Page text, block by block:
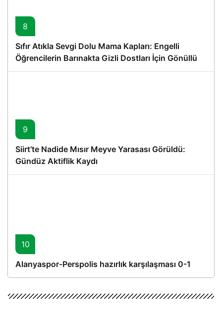
8
Sıfır Atıkla Sevgi Dolu Mama Kapları: Engelli
Öğrencilerin Barınakta Gizli Dostları İçin Gönüllü
Proje
9
Siirt’te Nadide Mısır Meyve Yarasası Görüldü:
Gündüz Aktiflik Kaydı
10
Alanyaspor-Perspolis hazırlık karşılaşması 0-1